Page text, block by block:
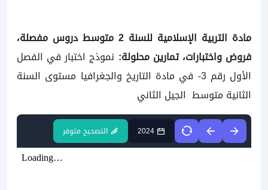
مادة التربية الإسلامية للسنة
2 متوسط دروس مفصلة،
فروض واختبارات، تمارين محلولة: نموذج اختبار في الفصل
الأول رقم 3- في مادة التاريخ والجغرافيا مستوى السنة
الثانية متوسط الجيل الثاني
2024 التصحيح متوفر